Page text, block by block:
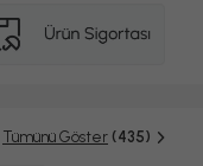
Tümünü Göster (435)